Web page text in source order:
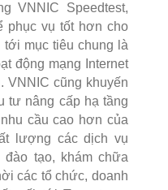
VNNIC Speedtest,
phục vụ tốt hơn cho
mục tiêu chung là
động mạng Internet
VNNIC cũng khuyến
tư nâng cấp hạ tầng
cầu cao hơn của
lượng các dịch vụ
tạo, khám chữa
các tổ chức, doanh